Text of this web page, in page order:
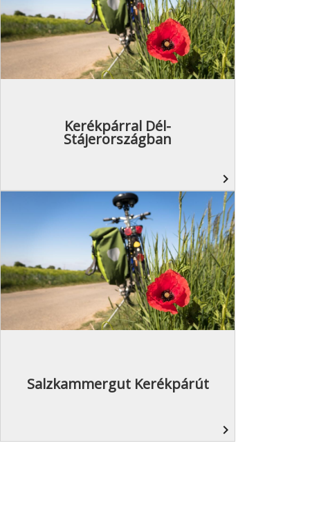
Kerékpárral Dél-
Stájerországban
navigate_next
Salzkammergut Kerékpárút
navigate_next